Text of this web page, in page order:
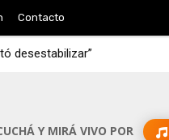
Contacto
desestabilizar”
Y MIRÁ VIVO POR